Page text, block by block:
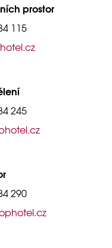
prostor
115
245
290